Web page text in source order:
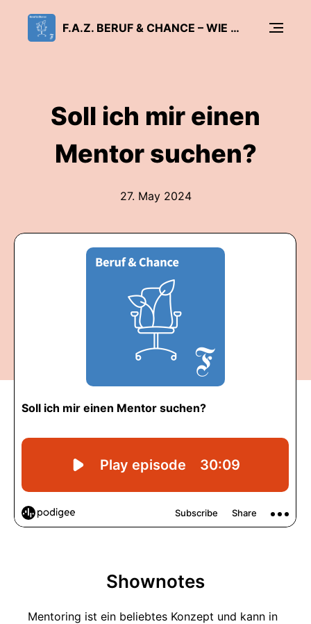
F.A.Z. BERUF & CHANCE – WIE ARBEIT GLÜCKLICH MACHT
Soll ich mir einen
Mentor suchen?
27. May 2024
Shownotes
Mentoring ist ein beliebtes Konzept und kann in